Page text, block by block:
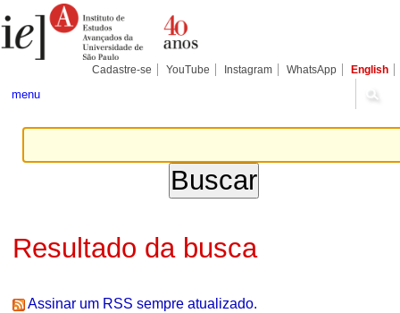
para
conteúdo.
Pessoais
Cadastre-se YouTube Instagram WhatsApp English
menu
Resultado da busca
Assinar um RSS sempre atualizado.